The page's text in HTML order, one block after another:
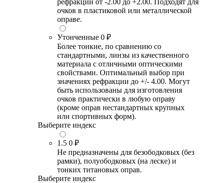
рефракции от -2.00 до +2.00. Подходят для
очков в пластиковой или металлической
оправе.
Утонченные 0 ₽
Более тонкие, по сравнению со
стандартными, линзы из качественного
материала с отличными оптическими
свойствами. Оптимальный выбор при
значениях рефракции до +/- 4.00. Могут
быть использованы для изготовления
очков практически в любую оправу
(кроме оправ нестандартных крупных
или спортивных форм).
Выберите индекс
1.5 0 ₽
Не предназначены для безободковых (без
рамки), полуободковых (на леске) и
тонких титановых оправ.
Выберите индекс